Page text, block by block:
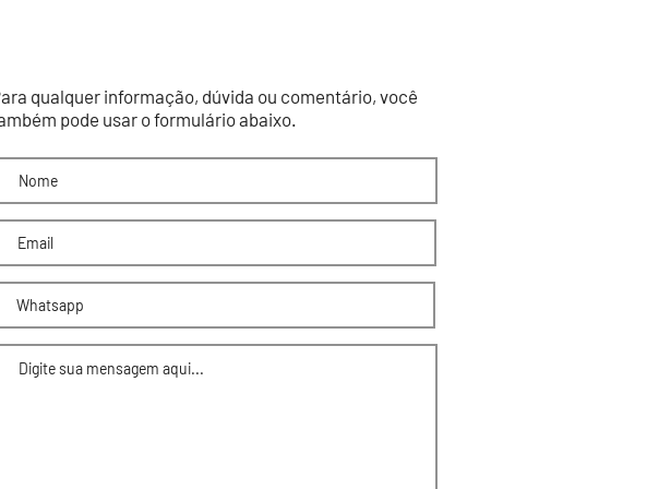
qualquer informação, dúvida ou comentário, você
pode usar o formulário abaixo.